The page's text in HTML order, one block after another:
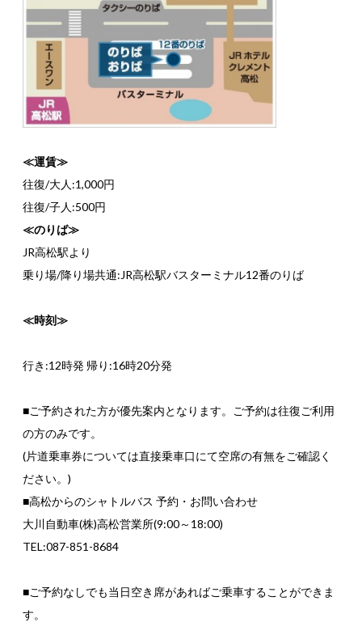
≪運賃≫
往復/大人:1,000円
往復/子人:500円
≪のりば≫
JR高松駅より
乗り場/降り場共通:JR高松駅バスターミナル12番のりば
≪時刻≫
行き:12時発 帰り:16時20分発
■ご予約された方が優先案内となります。ご予約は往復ご利用
の方のみです。
(片道乗車券については直接乗車口にて空席の有無をご確認く
ださい。)
■高松からのシャトルバス 予約・お問い合わせ
大川自動車(株)高松営業所(9:00～18:00)
TEL:087-851-8684
■ご予約なしでも当日空き席があればご乗車することができま
す。